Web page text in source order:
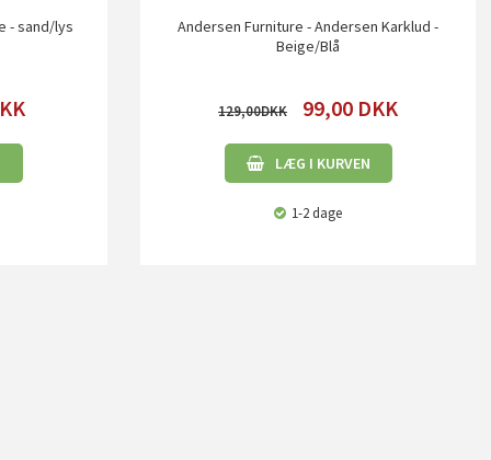
- sand/lys
Andersen Furniture - Andersen Karklud -
Beige/Blå
129,00 99,00 DKK
LÆG I KURVEN
1-2 dage